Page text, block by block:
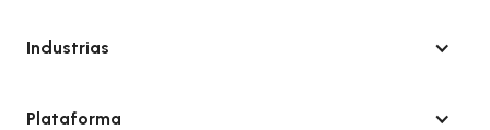
Industrias
Plataforma